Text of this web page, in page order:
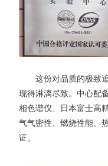
这份对品质的极致追
现得淋漓尽致。中心配
相色谱仪、日本富士高
气气密性、燃烧性能、
证。